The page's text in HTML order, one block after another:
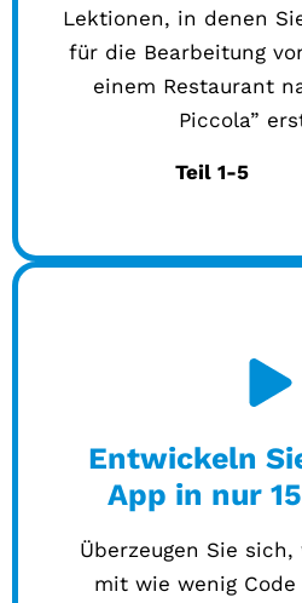
Lektionen, in denen
für die Bearbeitung
einem Restaurant
Piccola”
Teil 1-5
Entwickeln
App in nur
Überzeugen Sie
mit wie wenig